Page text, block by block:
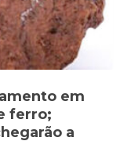
em
ferro;
a